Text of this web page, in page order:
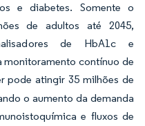
e diabetes. Somente o
de adultos até 2045,
de HbA1c e
contínuo de
pode atingir 35 milhões de
o aumento da demanda
e fluxos de